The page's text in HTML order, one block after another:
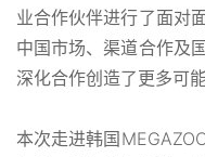
业合作伙伴进行了面对
中国市场、渠道合作及
深化合作创造了更多可能
本次走进韩国